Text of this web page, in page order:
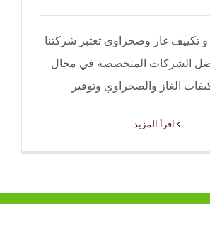
تكييف غاز وصحراوي تعتبر شركتنا
الشركات المتخصصة في مجال
الغاز والصحراوي وتوفير